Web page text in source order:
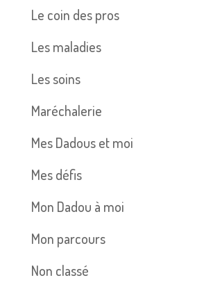
Le coin des pros
Les maladies
Les soins
Maréchalerie
Mes Dadous et moi
Mes défis
Mon Dadou à moi
Mon parcours
Non classé